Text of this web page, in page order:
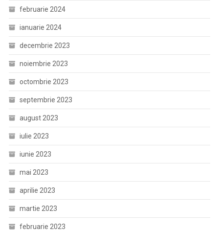
februarie 2024
ianuarie 2024
decembrie 2023
noiembrie 2023
octombrie 2023
septembrie 2023
august 2023
iulie 2023
iunie 2023
mai 2023
aprilie 2023
martie 2023
februarie 2023